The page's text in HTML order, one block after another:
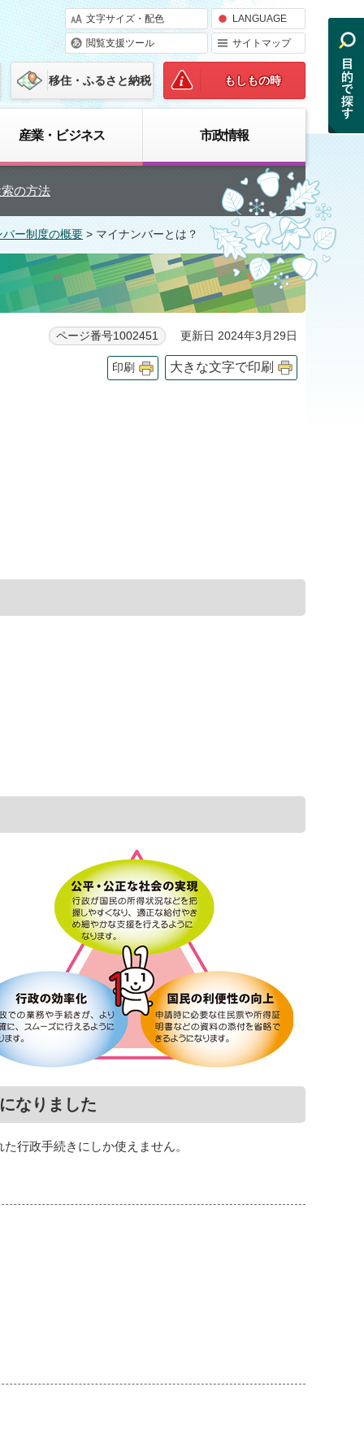
文字サイズ・配色 LANGUAGE
閲覧支援ツール サイトマップ
移住・ふるさと納税 もしもの時
産業・ビジネス 市政情報
の方法
バー制度の概要 > マイナンバーとは？
ページ番号1002451 更新日 2024年3月29日
印刷 大きな文字で印刷
なりました
行政手続きにしか使えません。